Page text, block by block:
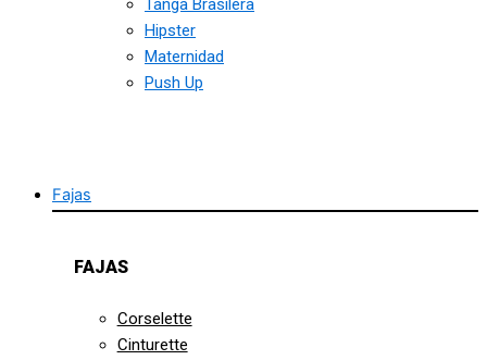
Tanga Brasilera
Hipster
Maternidad
Push Up
Fajas
FAJAS
Corselette
Cinturette